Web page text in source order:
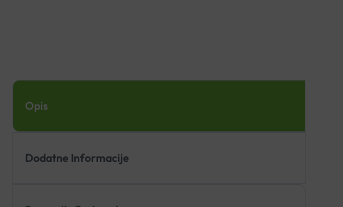
Opis
Dodatne Informacije